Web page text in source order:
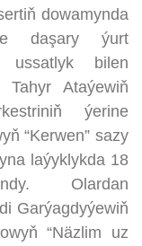
dowamynda
daşary ýurt
ussatlyk bilen
Ataýewiň
ýerine
“Kerwen” sazy
laýyklykda 18
Olardan
Garýagdyýewiň
“Näzlim uz